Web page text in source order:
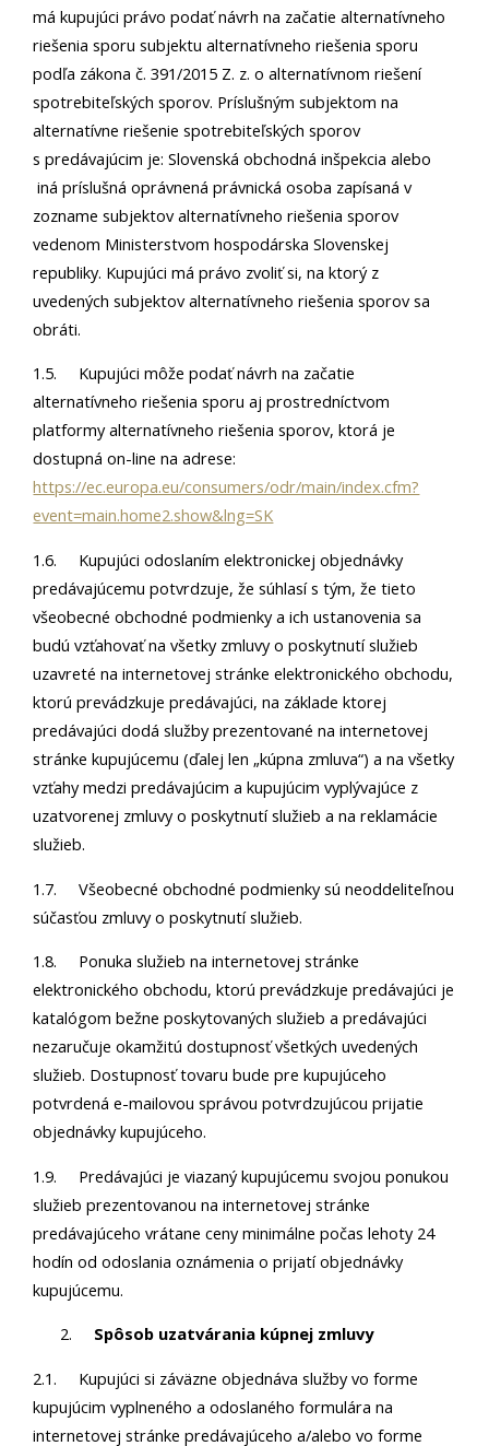
má kupujúci právo podať návrh na začatie alternatívneho
riešenia sporu subjektu alternatívneho riešenia sporu
podľa zákona č. 391/2015 Z. z. o alternatívnom riešení
spotrebiteľských sporov. Príslušným subjektom na
alternatívne riešenie spotrebiteľských sporov
s predávajúcim je: Slovenská obchodná inšpekcia alebo
iná príslušná oprávnená právnická osoba zapísaná v
zozname subjektov alternatívneho riešenia sporov
vedenom Ministerstvom hospodárska Slovenskej
republiky. Kupujúci má právo zvoliť si, na ktorý z
uvedených subjektov alternatívneho riešenia sporov sa
obráti.
1.5. Kupujúci môže podať návrh na začatie
alternatívneho riešenia sporu aj prostredníctvom
platformy alternatívneho riešenia sporov, ktorá je
dostupná on-line na adrese:
https://ec.europa.eu/consumers/odr/main/index.cfm?
event=main.home2.show&lng=SK
1.6. Kupujúci odoslaním elektronickej objednávky
predávajúcemu potvrdzuje, že súhlasí s tým, že tieto
všeobecné obchodné podmienky a ich ustanovenia sa
budú vzťahovať na všetky zmluvy o poskytnutí služieb
uzavreté na internetovej stránke elektronického obchodu,
ktorú prevádzkuje predávajúci, na základe ktorej
predávajúci dodá služby prezentované na internetovej
stránke kupujúcemu (ďalej len „kúpna zmluva“) a na všetky
vzťahy medzi predávajúcim a kupujúcim vyplývajúce z
uzatvorenej zmluvy o poskytnutí služieb a na reklamácie
služieb.
1.7. Všeobecné obchodné podmienky sú neoddeliteľnou
súčasťou zmluvy o poskytnutí služieb.
1.8. Ponuka služieb na internetovej stránke
elektronického obchodu, ktorú prevádzkuje predávajúci je
katalógom bežne poskytovaných služieb a predávajúci
nezaručuje okamžitú dostupnosť všetkých uvedených
služieb. Dostupnosť tovaru bude pre kupujúceho
potvrdená e-mailovou správou potvrdzujúcou prijatie
objednávky kupujúceho.
1.9. Predávajúci je viazaný kupujúcemu svojou ponukou
služieb prezentovanou na internetovej stránke
predávajúceho vrátane ceny minimálne počas lehoty 24
hodín od odoslania oznámenia o prijatí objednávky
kupujúcemu.
Spôsob uzatvárania kúpnej zmluvy
2.1. Kupujúci si záväzne objednáva služby vo forme
kupujúcim vyplneného a odoslaného formulára na
internetovej stránke predávajúceho a/alebo vo forme